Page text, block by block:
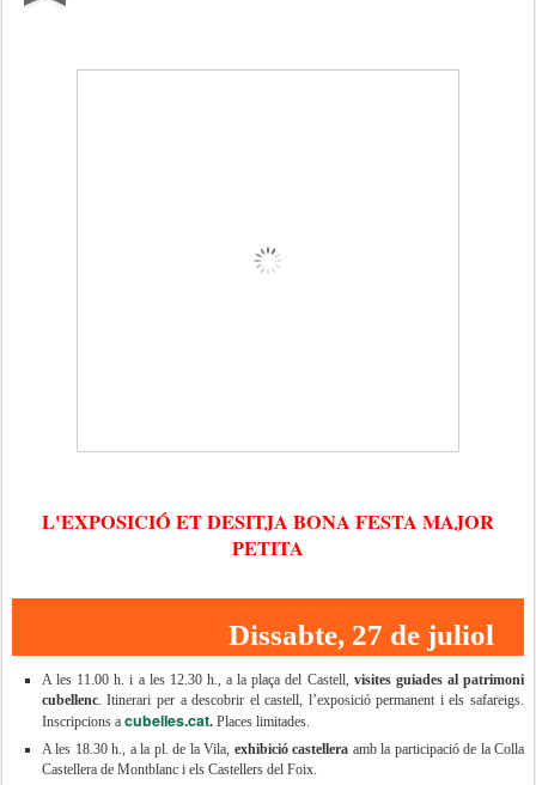
L'EXPOSICIÓ ET DESITJA BONA FESTA MAJOR
PETITA
Dissabte, 27 de juliol
A les 11.00 h. i a les 12.30 h., a la plaça del Castell, visites guiades al patrimoni
cubellenc. Itinerari per a descobrir el castell, l’exposició permanent i els safareigs.
Inscripcions a cubelles.cat.Places limitades.
A les 18.30 h., a la pl. de la Vila, exhibició castellera amb la participació de la Colla
Castellera de Montblanc i els Castellers del Foix.